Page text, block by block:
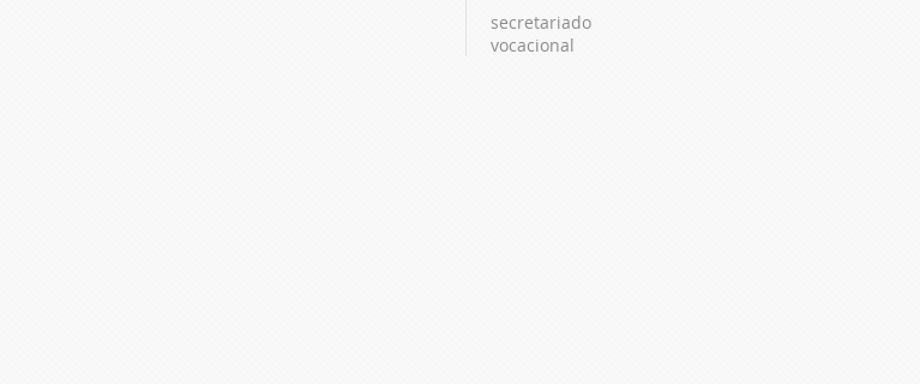
secretariado
vocacional